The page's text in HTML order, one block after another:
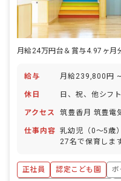
給与 月給239,800円
休日 日、祝、他シフ
アクセス 筑豊香月 筑豊電
仕事内容 乳幼児（0～5歳
27名で保育しま
正社員 認定こども園
ボ